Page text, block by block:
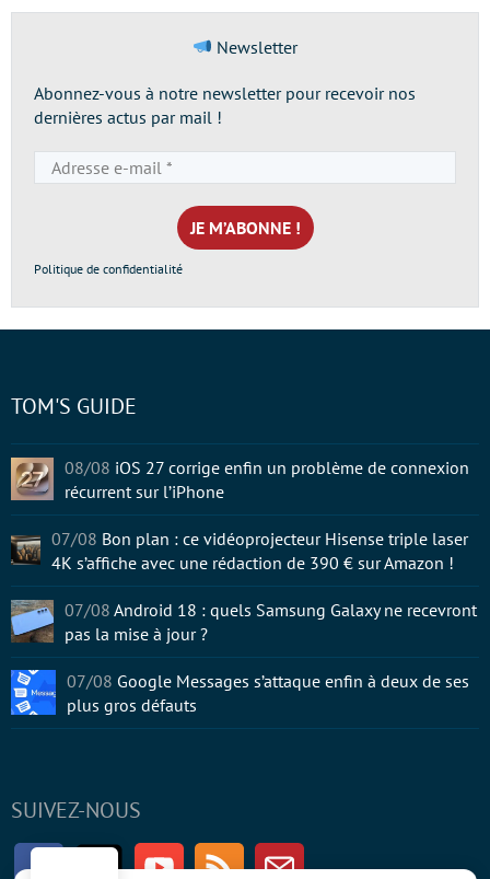
Newsletter
Abonnez-vous à notre newsletter pour recevoir nos
dernières actus par mail !
e-
mail
*
Politique de confidentialité
SUIVEZ-NOUS
FacebookTwitter Youtube RSS Newsletter
TOM'S GUIDE
08/08 iOS 27 corrige enfin un problème de connexion
récurrent sur l’iPhone
07/08 Bon plan : ce vidéoprojecteur Hisense triple laser
4K s’affiche avec une rédaction de 390 € sur Amazon !
07/08 Android 18 : quels Samsung Galaxy ne recevront
pas la mise à jour ?
07/08 Google Messages s’attaque enfin à deux de ses
plus gros défauts